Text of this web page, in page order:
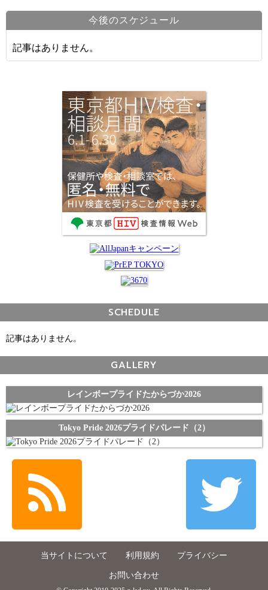
今後のスケジュール
記事はありません。
SCHEDULE
記事はありません。
GALLERY
レインボープライドたからづか2026
Tokyo Pride 2026プライドパレード（2）
当サイトについて 利用規約 プライバシー
お問い合わせ